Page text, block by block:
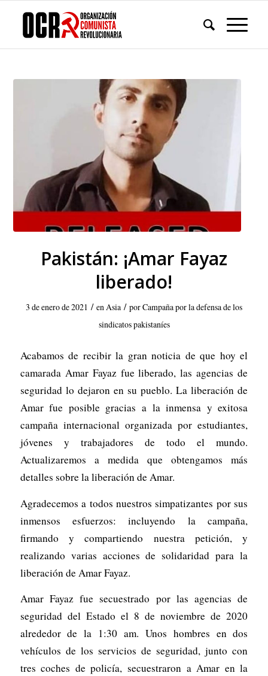
Pakistán: ¡Amar Fayaz
liberado!
3 de enero de 2021 / enAsia / porCampaña por la defensa de los
sindicatos pakistaníes
Acabamos de recibir la gran noticia de que hoy el
camarada Amar Fayaz fue liberado, las agencias de
seguridad lo dejaron en su pueblo. La liberación de
Amar fue posible gracias a la inmensa y exitosa
campaña internacional organizada por estudiantes,
jóvenes y trabajadores de todo el mundo.
Actualizaremos a medida que obtengamos más
detalles sobre la liberación de Amar.
Agradecemos a todos nuestros simpatizantes por sus
inmensos esfuerzos: incluyendo la campaña,
firmando y compartiendo nuestra petición, y
realizando varias acciones de solidaridad para la
liberación de Amar Fayaz.
Amar Fayaz fue secuestrado por las agencias de
seguridad del Estado el 8 de noviembre de 2020
alrededor de la 1:30 am. Unos hombres en dos
vehículos de los servicios de seguridad, junto con
tres coches de policía, secuestraron a Amar en la